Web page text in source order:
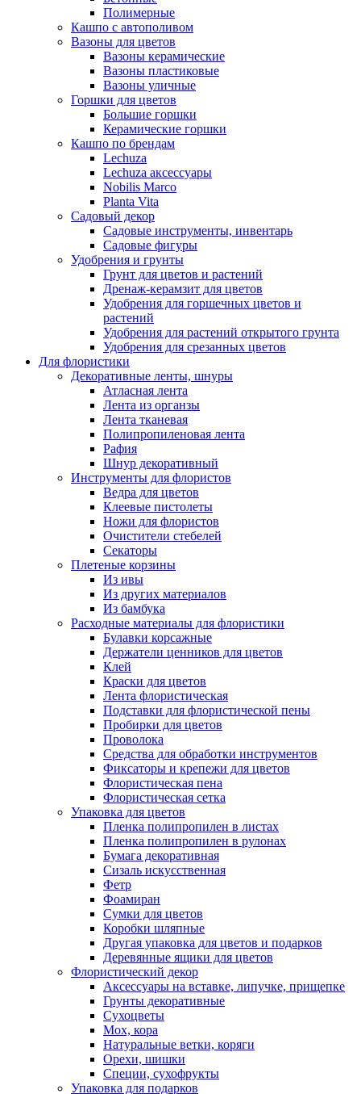
Полимерные
Кашпо с автополивом
Вазоны для цветов
Вазоны керамические
Вазоны пластиковые
Вазоны уличные
Горшки для цветов
Большие горшки
Керамические горшки
Кашпо по брендам
Lechuza
Lechuza аксессуары
Nobilis Marco
Planta Vita
Садовый декор
Садовые инструменты, инвентарь
Садовые фигуры
Удобрения и грунты
Грунт для цветов и растений
Дренаж-керамзит для цветов
Удобрения для горшечных цветов и
растений
Удобрения для растений открытого грунта
Удобрения для срезанных цветов
Для флористики
Декоративные ленты, шнуры
Атласная лента
Лента из органзы
Лента тканевая
Полипропиленовая лента
Рафия
Шнур декоративный
Инструменты для флористов
Ведра для цветов
Клеевые пистолеты
Ножи для флористов
Очистители стебелей
Секаторы
Плетеные корзины
Из ивы
Из других материалов
Из бамбука
Расходные материалы для флористики
Булавки корсажные
Держатели ценников для цветов
Клей
Краски для цветов
Лента флористическая
Подставки для флористической пены
Пробирки для цветов
Проволока
Средства для обработки инструментов
Фиксаторы и крепежи для цветов
Флористическая пена
Флористическая сетка
Упаковка для цветов
Пленка полипропилен в листах
Пленка полипропилен в рулонах
Бумага декоративная
Сизаль искусственная
Фетр
Фоамиран
Сумки для цветов
Коробки шляпные
Другая упаковка для цветов и подарков
Деревянные ящики для цветов
Флористический декор
Аксессуары на вставке, липучке, прищепке
Грунты декоративные
Сухоцветы
Мох, кора
Натуральные ветки, коряги
Орехи, шишки
Специи, сухофрукты
Упаковка для подарков